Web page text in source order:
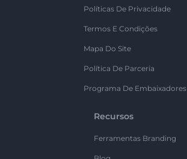
Políticas De Privacidade
Termos E Condições
Mapa Do Site
Política De Parceria
Programa De Embaixadores
Recursos
Ferramentas Branding